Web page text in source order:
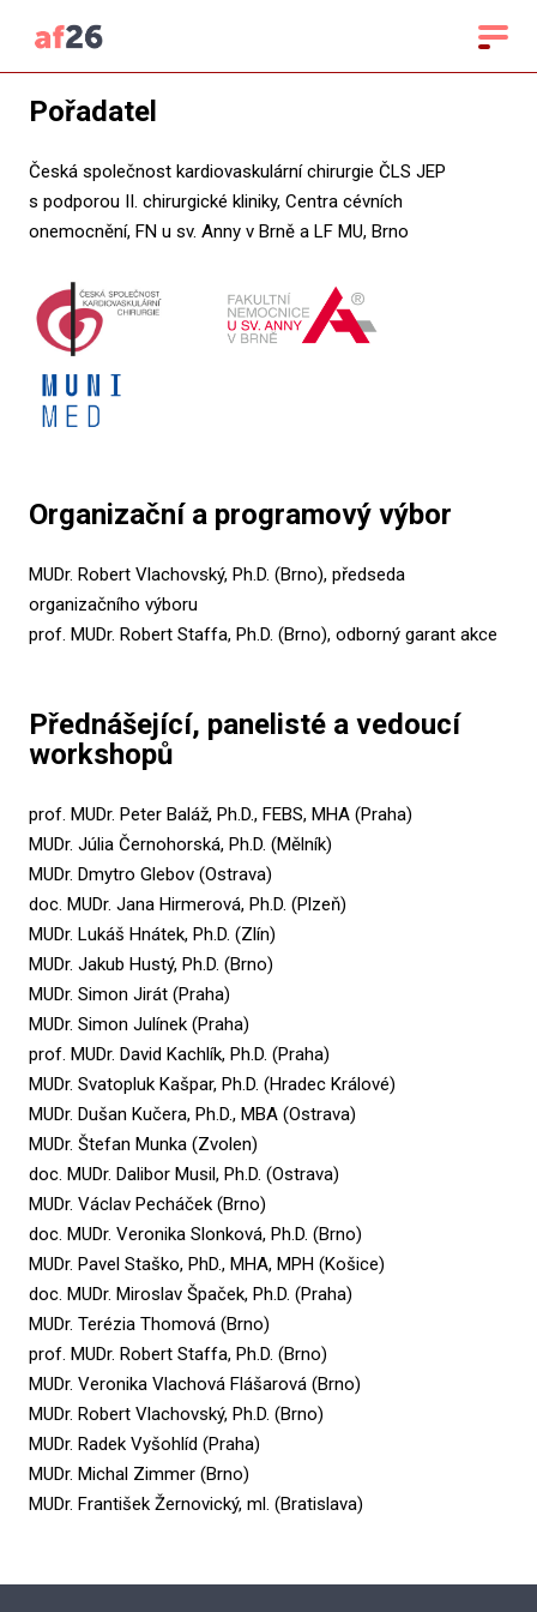
Pořadatel
Česká společnost kardiovaskulární chirurgie ČLS JEP
s podporou II. chirurgické kliniky, Centra cévních
onemocnění, FN u sv. Anny v Brně a LF MU, Brno
Organizační a programový výbor
MUDr. Robert Vlachovský, Ph.D. (Brno), předseda
organizačního výboru
prof. MUDr. Robert Staffa, Ph.D. (Brno), odborný garant akce
Přednášející, panelisté a vedoucí
workshopů
prof. MUDr. Peter Baláž, Ph.D., FEBS, MHA (Praha)
MUDr. Júlia Černohorská, Ph.D. (Mělník)
MUDr. Dmytro Glebov (Ostrava)
doc. MUDr. Jana Hirmerová, Ph.D. (Plzeň)
MUDr. Lukáš Hnátek, Ph.D. (Zlín)
MUDr. Jakub Hustý, Ph.D. (Brno)
MUDr. Simon Jirát (Praha)
MUDr. Simon Julínek (Praha)
prof. MUDr. David Kachlík, Ph.D. (Praha)
MUDr. Svatopluk Kašpar, Ph.D. (Hradec Králové)
MUDr. Dušan Kučera, Ph.D., MBA (Ostrava)
MUDr. Štefan Munka (Zvolen)
doc. MUDr. Dalibor Musil, Ph.D. (Ostrava)
MUDr. Václav Pecháček (Brno)
doc. MUDr. Veronika Slonková, Ph.D. (Brno)
MUDr. Pavel Staško, PhD., MHA, MPH (Košice)
doc. MUDr. Miroslav Špaček, Ph.D. (Praha)
MUDr. Terézia Thomová (Brno)
prof. MUDr. Robert Staffa, Ph.D. (Brno)
MUDr. Veronika Vlachová Flášarová (Brno)
MUDr. Robert Vlachovský, Ph.D. (Brno)
MUDr. Radek Vyšohlíd (Praha)
MUDr. Michal Zimmer (Brno)
MUDr. František Žernovický, ml. (Bratislava)